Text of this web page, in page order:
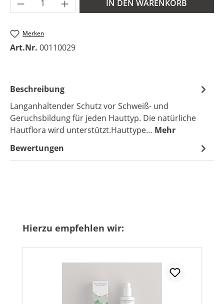
IN DEN WARENKORB
Merken
Art.Nr. 00110029
Beschreibung
Langanhaltender Schutz vor Schweiß- und
Geruchsbildung für jeden Hauttyp. Die natürliche
Hautflora wird unterstützt.Hauttype… Mehr
Bewertungen
Produktgalerie überspringen
Hierzu empfehlen wir: